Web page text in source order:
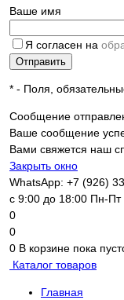
Ваше имя
Я согласен на
* - Поля,
Сообщение
Ваше сообщение
Вами свяжется наш
Закрыть окно
WhatsApp: +7 (926)
с 9:00 до 18:00 Пн-Пт
0
0
0 В корзине пока
Каталог товаров
Главная